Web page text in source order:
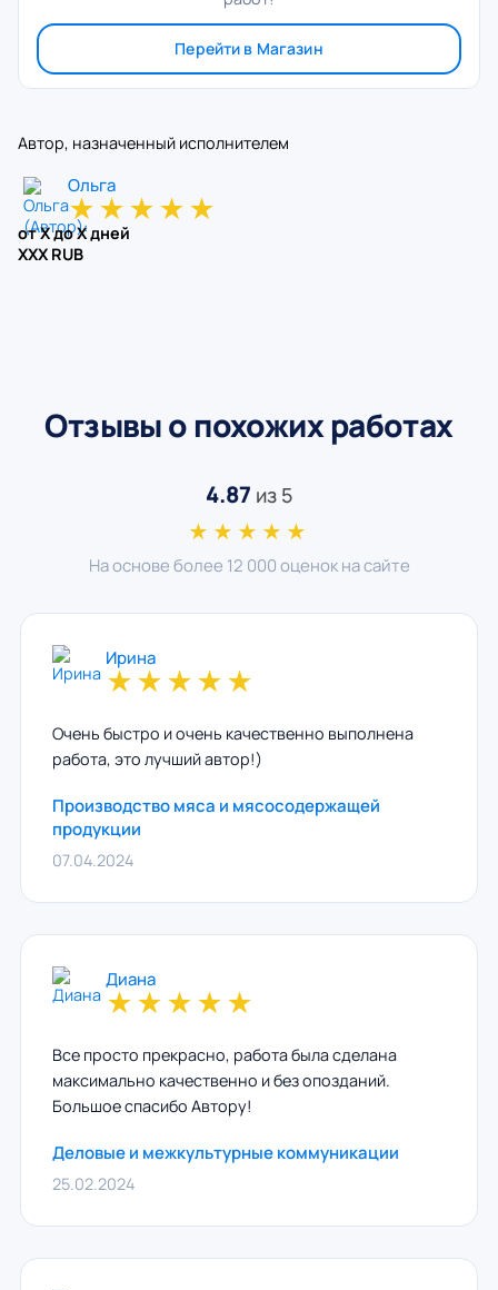
Перейти в Магазин
Автор, назначенный исполнителем
Ольга
★★★★★
от X до X дней
XXX RUB
Отзывы о похожих работах
4.87 из 5
★★★★★
На основе более 12 000 оценок на сайте
Ирина
★★★★★
Очень быстро и очень качественно выполнена
работа, это лучший автор!)
Производство мяса и мясосодержащей
продукции
07.04.2024
Диана
★★★★★
Все просто прекрасно, работа была сделана
максимально качественно и без опозданий.
Большое спасибо Автору!
Деловые и межкультурные коммуникации
25.02.2024